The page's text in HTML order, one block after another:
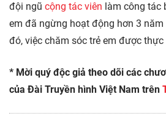
đội ngũ cộng tác viên làm công tác
em đã ngừng hoạt động hơn 3 năm
đó, việc chăm sóc trẻ em được
* Mời quý độc giả theo dõi các
của Đài Truyền hình Việt Nam trên